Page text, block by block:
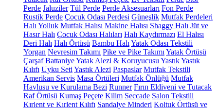
Perde Jaluziler Tül Perde Perde Aksesuarları Fon Perde
Rustik Perde Çocuk Odası Perdesi Güneşlik Mutfak Perdeleri
Halı Yolluk Mutfak Halısı Makine Halısı Shaggy Halı Jüt ve
Hasır Halı Çocuk Odası Halıları Halı Kaydırmazı El Halısı
Deri Halı Halı Örtüsü Bambu Halı Yatak Odası Tekstili
Yorgan Nevresim Takımı Pike ve Pike Takımı Yatak Örtüsü
Çarşaf BattaniyeYatak Alezi & Koruyucusu YastıkYastık
Kılıfı Uyku Seti Yastık Alezi Paspaslar Mutfak Tekstili
Amerikan Servis Masa Örtüleri Mutfak Önlüğü Mutfak
Havlusu ve Kurulama Bezi Runner Fırın Eldiveni ve Tutacak
Raf Örtüsü Kumaş Peçete Kilim Seccade Salon Tekstili
Kırlent ve Kırlent Kılıfı Sandalye Minderi Koltuk Örtüsü ve